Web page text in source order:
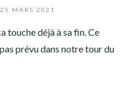
25 MARS 2021
touche déjà à sa fin. Ce
prévu dans notre tour du